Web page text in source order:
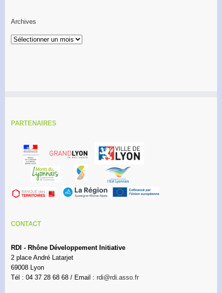
Archives
Archives
PARTENAIRES
CONTACT
RDI - Rhône Développement Initiative
2 place André Latarjet
69008 Lyon
Tél : 04 37 28 68 68 / Email : rdi@rdi.asso.fr